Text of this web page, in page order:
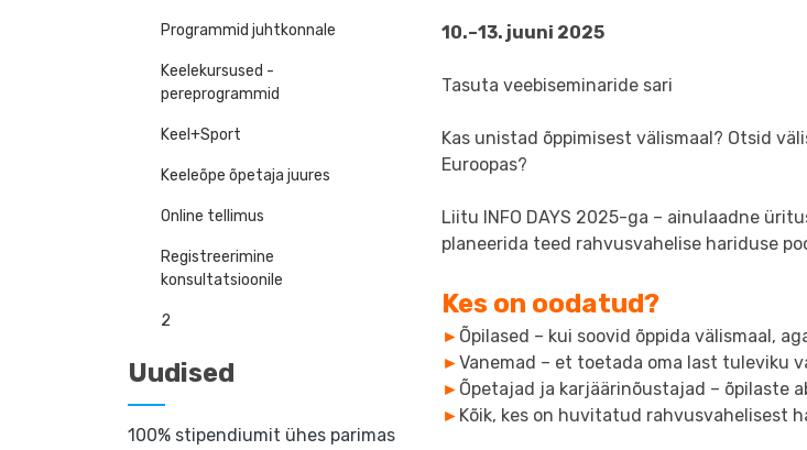
Programmid juhtkonnale
Keelekursused -
pereprogrammid
Keel+Sport
Keeleõpe õpetaja juures
Online tellimus
Registreerimine
konsultatsioonile
2
Uudised
100% stipendiumit ühes parimas
10.–13. juuni 2025
Tasuta veebiseminaride sari
Kas unistad õppimisest välismaal? Otsid
Euroopas?
Liitu INFO DAYS 2025-ga – ainulaadne
planeerida teed rahvusvahelise hariduse
Kes on oodatud?
► Õpilased – kui soovid õppida välismaal,
►Vanemad – et toetada oma last tuleviku
► Õpetajad ja karjäärinõustajad – õpilaste
► Kõik, kes on huvitatud rahvusvahelisest